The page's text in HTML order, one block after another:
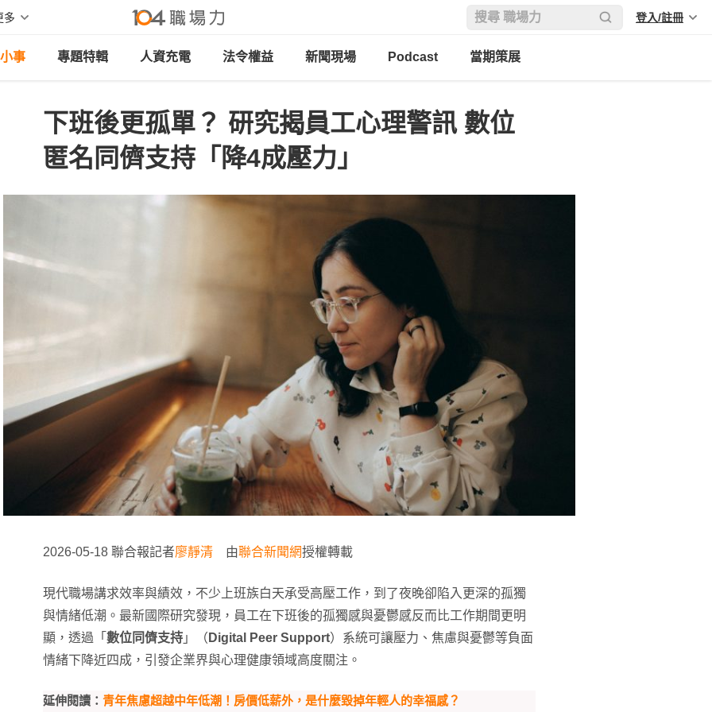
多 登入/註冊
事 專題特輯 人資充電 法令權益 新聞現場 Podcast 當期策展
下班後更孤單？ 研究揭員工心理警訊 數位
匿名同儕支持「降4成壓力」
2026-05-18 聯合報記者廖靜清 由聯合新聞網授權轉載
現代職場講求效率與績效，不少上班族白天承受高壓工作，到了夜晚卻陷入更深的孤獨
與情緒低潮。最新國際研究發現，員工在下班後的孤獨感與憂鬱感反而比工作期間更明
顯，透過「 數位同儕支持 」（ Digital Peer Support）系統可讓壓力、焦慮與憂鬱等負面
情緒下降近四成，引發企業界與心理健康領域高度關注。
延伸閱讀： 青年焦慮超越中年低潮！房價低薪外，是什麼毀掉年輕人的幸福感？